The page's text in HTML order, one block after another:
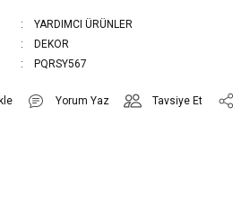
YARDIMCI ÜRÜNLER
DEKOR
PQRSY567
Yorum Yaz Tavsiye Et